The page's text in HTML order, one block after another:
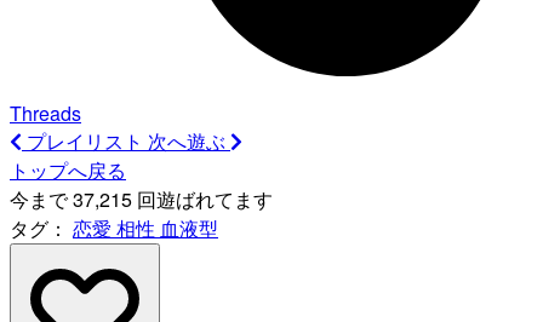
Threads
プレイリスト 次へ遊ぶ
トップへ戻る
今まで 37,215 回遊ばれてます
タグ： 恋愛 相性 血液型